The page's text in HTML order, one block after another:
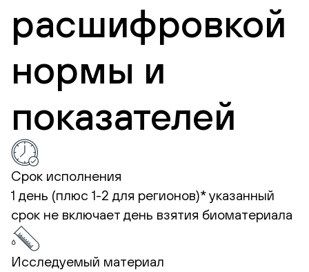
расшифровкой
нормы и
показателей
Срок исполнения
1 день (плюс 1-2 для регионов)*указанный
срок не включает день взятия биоматериала
Исследуемый материал